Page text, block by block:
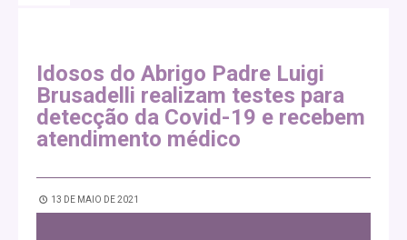
Idosos do Abrigo Padre Luigi
Brusadelli realizam testes para
detecção da Covid-19 e recebem
atendimento médico
13 DE MAIO DE 2021